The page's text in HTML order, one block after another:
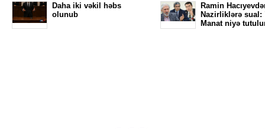
Daha iki vəkil həbs
olunub
Ramin
Nazirliklərə sual:
Manat niyə